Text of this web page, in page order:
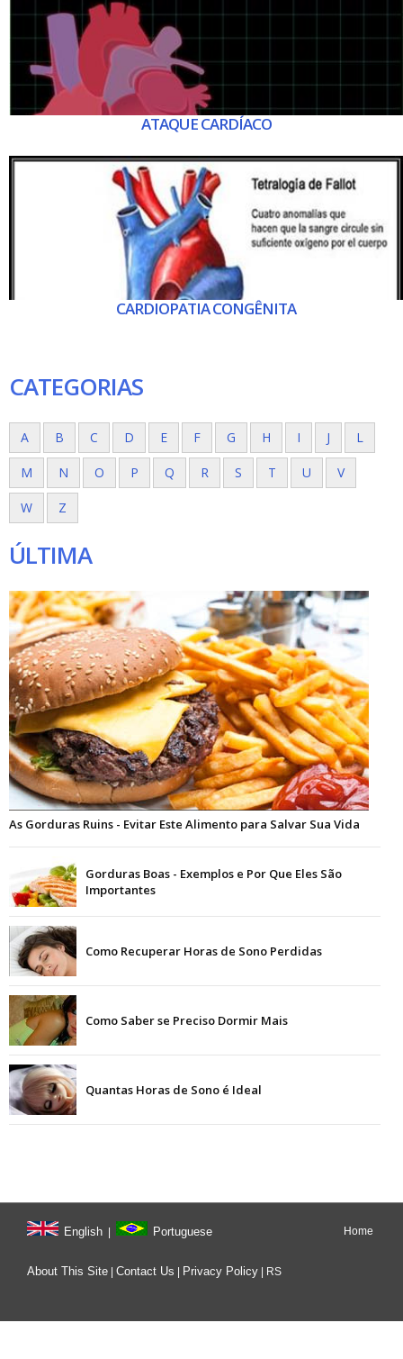
ATAQUE CARDÍACO
CARDIOPATIA CONGÊNITA
CATEGORIAS
A B C D E F G H I J L
M N O P Q R S T U V
W Z
ÚLTIMA
As Gorduras Ruins - Evitar Este Alimento para Salvar Sua Vida
Gorduras Boas - Exemplos e Por Que Eles São
Importantes
Como Recuperar Horas de Sono Perdidas
Como Saber se Preciso Dormir Mais
Quantas Horas de Sono é Ideal
English Portuguese
About This Site Contact Us Privacy Policy RS
Home